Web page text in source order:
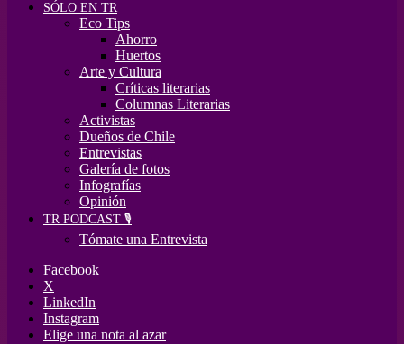
SÓLO EN TR
Eco Tips
Ahorro
Huertos
Arte y Cultura
Críticas literarias
Columnas Literarias
Activistas
Dueños de Chile
Entrevistas
Galería de fotos
Infografías
Opinión
TR PODCAST 🎙️
Tómate una Entrevista
Facebook
X
LinkedIn
Instagram
Elige una nota al azar